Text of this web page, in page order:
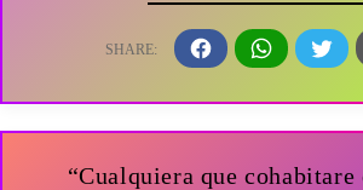
“Cualquiera que cohabitare